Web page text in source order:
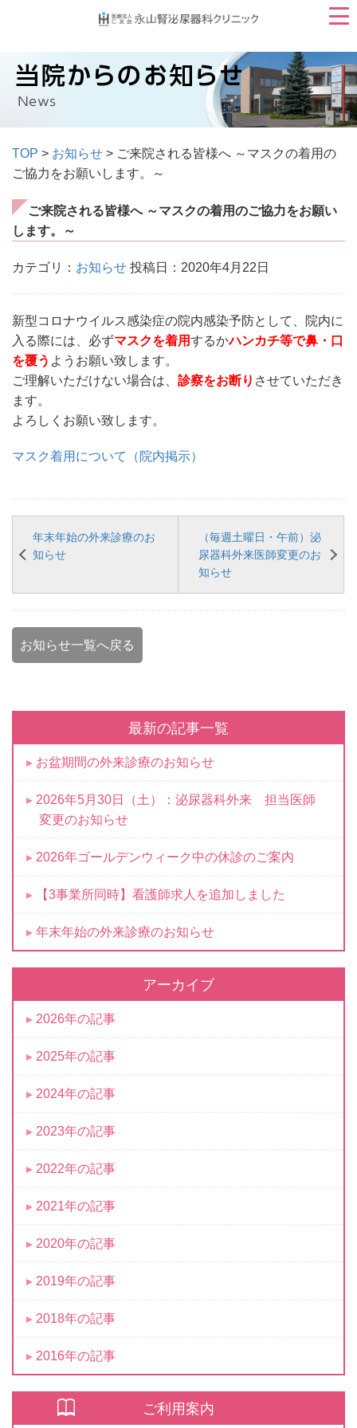
TOP > お知らせ > ご来院される皆様へ ～マスクの着用の
ご協力をお願いします。～
ご来院される皆様へ ～マスクの着用のご協力をお願い
します。～
カテゴリ： お知らせ 投稿日：2020年4月22日
新型コロナウイルス感染症の院内感染予防として、院内に
入る際には、必ずマスクを着用するかハンカチ等で鼻・口
を覆う ようお願い致します。
ご理解いただけない場合は、 診察をお断り させていただき
ます。
よろしくお願い致します。
マスク着用について（院内掲示）
年末年始の外来診療のお
知らせ
（毎週土曜日・午前）泌
尿器科外来医師変更のお
知らせ
お知らせ一覧へ戻る
最新の記事一覧
お盆期間の外来診療のお知らせ
2026年5月30日（土）：泌尿器科外来 担当医師
変更のお知らせ
2026年ゴールデンウィーク中の休診のご案内
【3事業所同時】看護師求人を追加しました
年末年始の外来診療のお知らせ
アーカイブ
2026年の記事
2025年の記事
2024年の記事
2023年の記事
2022年の記事
2021年の記事
2020年の記事
2019年の記事
2018年の記事
2016年の記事
ご利用案内